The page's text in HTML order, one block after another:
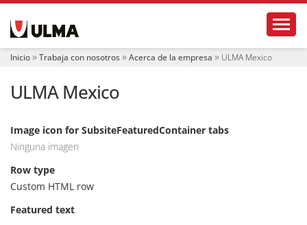
e Inicio Trabaja con nosotros Acerca de la empresa ULMA Mexico
ULMA Mexico
Image icon for SubsiteFeaturedContainer tabs
Ninguna imagen
Row type
Custom HTML row
Featured text